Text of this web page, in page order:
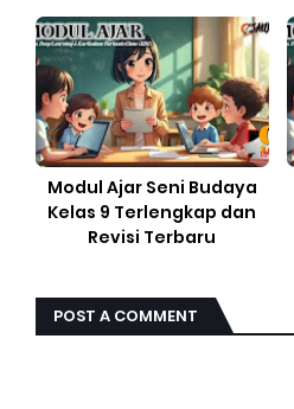
Modul Ajar Seni Budaya
Kelas 9 Terlengkap dan
Revisi Terbaru
POST A COMMENT